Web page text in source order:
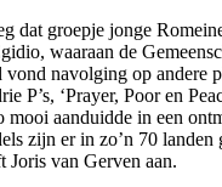
dat groepje jonge
waaraan de
navolging op andere
P’s, ‘Prayer, Poor en
mooi aanduidde in een
zijn er in zo’n 70 landen
Joris van Gerven aan.